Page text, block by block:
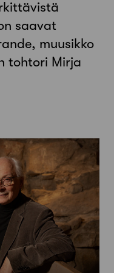
saavat
muusikko
tohtori Mirja